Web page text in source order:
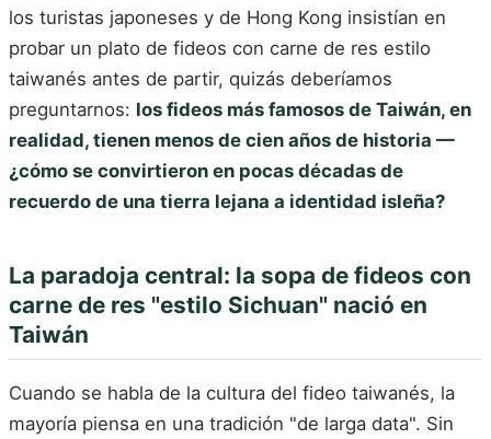
los turistas japoneses y de Hong Kong insistían en
probar un plato de fideos con carne de res estilo
taiwanés antes de partir, quizás deberíamos
preguntarnos: los fideos más famosos de Taiwán, en
realidad, tienen menos de cien años de historia —
¿cómo se convirtieron en pocas décadas de
recuerdo de una tierra lejana a identidad isleña?
La paradoja central: la sopa de fideos con
carne de res "estilo Sichuan" nació en
Taiwán
Cuando se habla de la cultura del fideo taiwanés, la
mayoría piensa en una tradición "de larga data". Sin